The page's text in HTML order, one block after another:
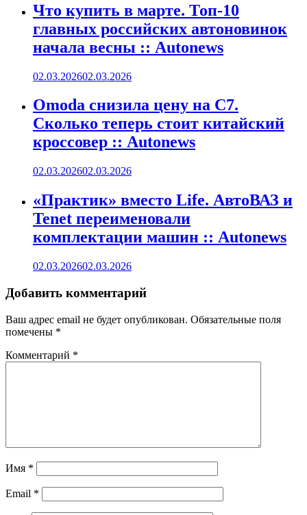
Что купить в марте. Топ-10
главных российских автоновинок
начала весны :: Autonews
02.03.202602.03.2026
Omoda снизила цену на C7.
Сколько теперь стоит китайский
кроссовер :: Autonews
02.03.202602.03.2026
«Практик» вместо Life. АвтоВАЗ и
Tenet переименовали
комплектации машин :: Autonews
02.03.202602.03.2026
Добавить комментарий
Ваш адрес email не будет опубликован. Обязательные поля
помечены *
Комментарий *
Имя *
Email *